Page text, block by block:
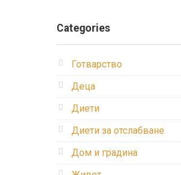
Categories
Готварство
Деца
Диети
Диети за отслабване
Дом и градина